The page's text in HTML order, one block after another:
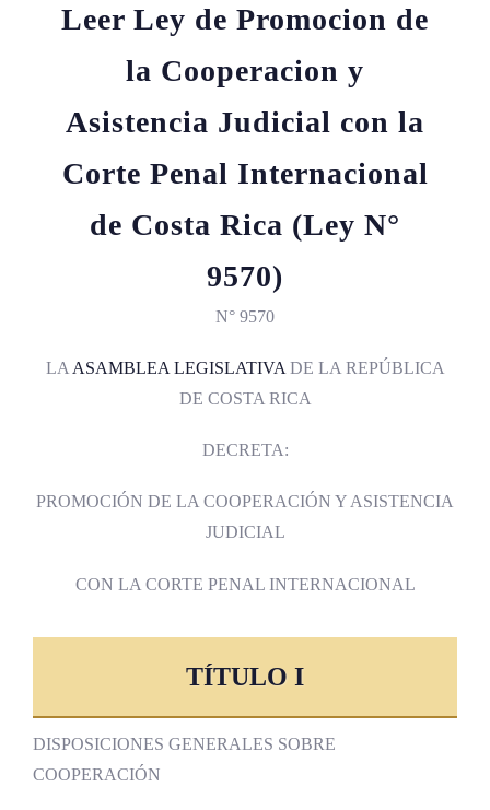
Leer Ley de Promocion de
la Cooperacion y
Asistencia Judicial con la
Corte Penal Internacional
de Costa Rica (Ley N°
9570)
N° 9570
LA ASAMBLEA LEGISLATIVA DE LA REPÚBLICA
DE COSTA RICA
DECRETA:
PROMOCIÓN DE LA COOPERACIÓN Y ASISTENCIA
JUDICIAL
CON LA CORTE PENAL INTERNACIONAL
TÍTULO I
DISPOSICIONES GENERALES SOBRE
COOPERACIÓN